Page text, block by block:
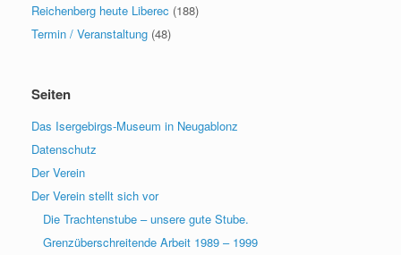
Reichenberg heute Liberec (188)
Termin / Veranstaltung (48)
Seiten
Das Isergebirgs-Museum in Neugablonz
Datenschutz
Der Verein
Der Verein stellt sich vor
Die Trachtenstube – unsere gute Stube.
Grenzüberschreitende Arbeit 1989 – 1999